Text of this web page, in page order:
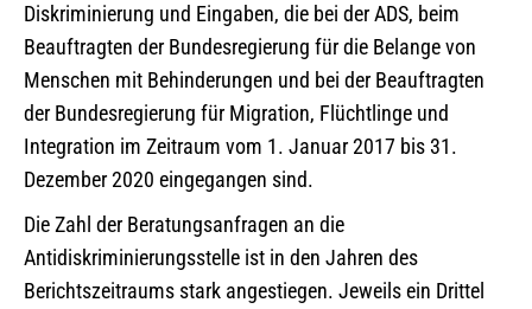
Diskriminierung und Eingaben, die bei der ADS, beim
Beauftragten der Bundesregierung für die Belange von
Menschen mit Behinderungen und bei der Beauftragten
der Bundesregierung für Migration, Flüchtlinge und
Integration im Zeitraum vom 1. Januar 2017 bis 31.
Dezember 2020 eingegangen sind.
Die Zahl der Beratungsanfragen an die
Antidiskriminierungsstelle ist in den Jahren des
Berichtszeitraums stark angestiegen. Jeweils ein Drittel